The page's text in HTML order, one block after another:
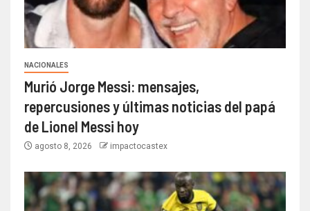
NACIONALES
Murió Jorge Messi: mensajes,
repercusiones y últimas noticias del papá
de Lionel Messi hoy
agosto 8, 2026 impactocastex